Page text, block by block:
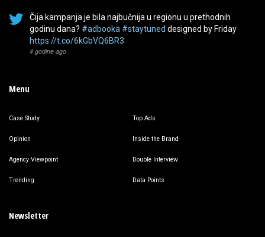
Čija kampanja je bila najbučnija u regionu u prethodnih
godinu dana? #adbooka #staytuned designed by Friday
https://t.co/6kGbVQ6BR3
4 godine ago
Menu
Case Study Top Ads
Opinion Inside the Brand
Agency Viewpoint Double Interview
Trending Data Points
Newsletter